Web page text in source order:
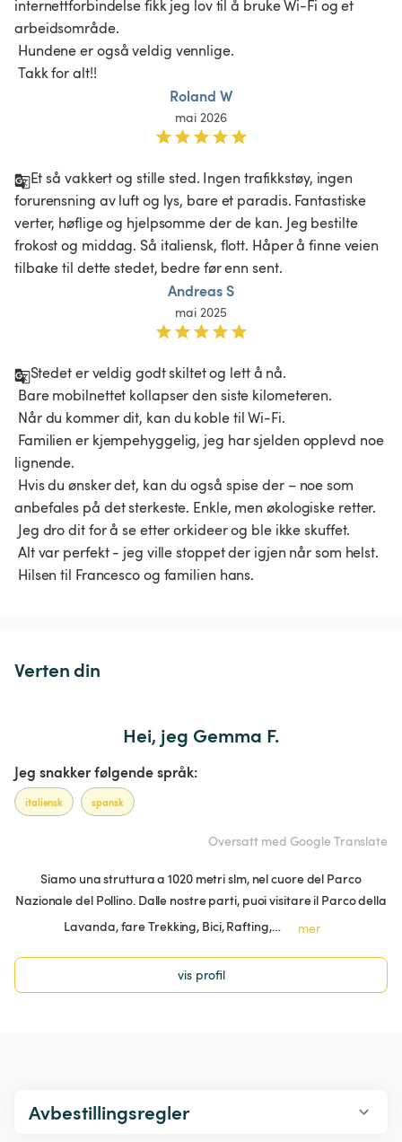
internettforbindelse fikk jeg lov til å bruke Wi-Fi og et
arbeidsområde.
Takk for alt!!
Roland W
mai 2026
Et så vakkert og stille sted. Ingen trafikkstøy, ingen
forurensning av luft og lys, bare et paradis. Fantastiske
verter, høflige og hjelpsomme der de kan. Jeg bestilte
frokost og middag. Så italiensk, flott. Håper å finne veien
tilbake til dette stedet, bedre før enn sent.
Andreas S
mai 2025
Stedet er veldig godt skiltet og lett å nå.
lignende.
anbefales på det sterkeste. Enkle, men økologiske retter.
Hilsen til Francesco og familien hans.
Verten din
Hei, jeg Gemma F.
Jeg snakker følgende språk:
italiensk spansk
Oversatt med Google Translate
Siamo una struttura a 1020 metri slm, nel cuore del Parco
Nazionale del Pollino. Dalle nostre parti, puoi visitare il Parco della
Lavanda, fare Trekking, Bici, Rafting,…
mer
vis profil
Avbestillingsregler